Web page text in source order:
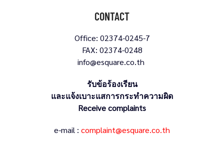
CONTACT
Office: 02374-0245-7
FAX: 02374-0248
info@esquare.co.th
รับข้อร้องเรียน
และแจ้งเบาะแสการกระทำความผิด
Receive complaints
e-mail : complaint@esquare.co.th